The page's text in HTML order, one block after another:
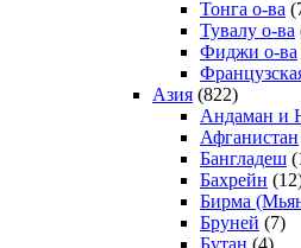
Тонга о-ва
Тувалу о-ва
Фиджи о-ва
Азия (822)
Андаман и
Афганистан
Бангладеш
Бахрейн
Бирма
Бруней (7)
Бутан (4)